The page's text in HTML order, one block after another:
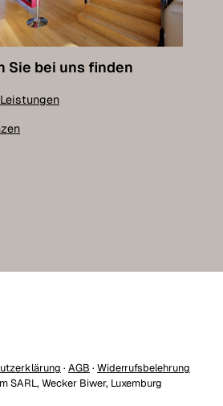
Sie bei uns finden
· AGB · Widerrufsbelehrung
SARL, Wecker Biwer, Luxemburg